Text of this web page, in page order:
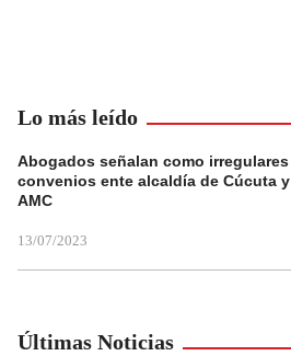
Lo más leído
Abogados señalan como irregulares
convenios ente alcaldía de Cúcuta y
AMC
13/07/2023
Últimas Noticias